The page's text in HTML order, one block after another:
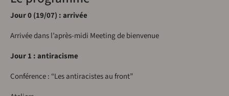
Jour 0 (19/07) : arrivée
Arrivée dans l’après-midi Meeting de bienvenue
Jour 1 : antiracisme
Conférence : “Les antiracistes au front”